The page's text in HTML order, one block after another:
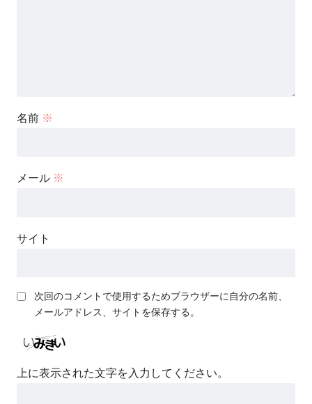
名前 ※
メール ※
サイト
次回のコメントで使用するためブラウザーに自分の名前、
メールアドレス、サイトを保存する。
上に表示された文字を入力してください。